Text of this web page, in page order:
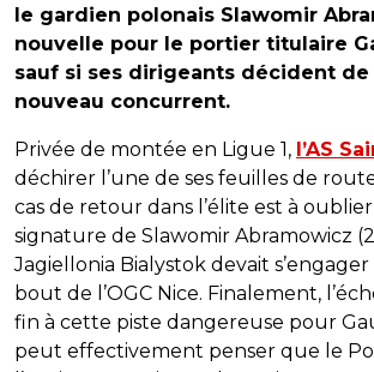
le gardien polonais Slawomir
nouvelle pour le portier titulaire
sauf si ses dirigeants décident
nouveau concurrent.
Privée de montée en Ligue 1, l’AS
déchirer l’une de ses feuilles de
cas de retour dans l’élite est à
signature de Slawomir Abramowicz
Jagiellonia Bialystok devait
bout de l’OGC Nice. Finalement,
fin à cette piste dangereuse pour
peut effectivement penser que le